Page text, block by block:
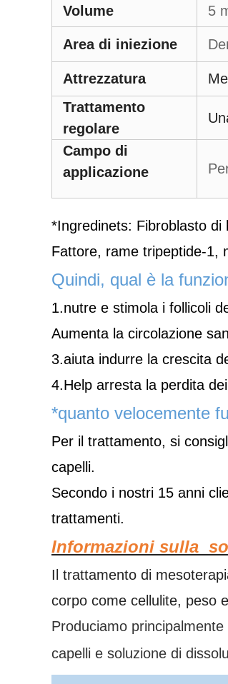
Volume
5
Area di iniezione
Attrezzatura
Trattamento
regolare
Campo di
applicazione
*Ingredinets: Fibroblasto
Fattore, rame tripeptide-1,
Quindi, qual è la
1.nutre e stimola i follicoli
Aumenta la circolazione
3.aiuta indurre la crescita
4.Help arresta la perdita
*quanto velocemente
Per il trattamento, si
capelli.
Secondo i nostri 15 anni
trattamenti.
Informazioni sulla
Il trattamento di
corpo come cellulite, peso
Produciamo
capelli e soluzione di